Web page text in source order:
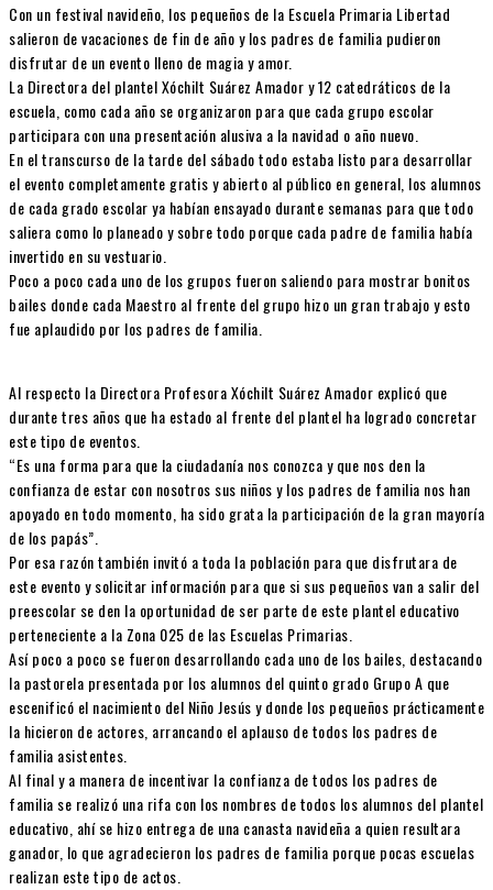
Con un festival navideño, los pequeños de la Escuela Primaria Libertad
salieron de vacaciones de fin de año y los padres de familia pudieron
disfrutar de un evento lleno de magia y amor.
La Directora del plantel Xóchilt Suárez Amador y 12 catedráticos de la
escuela, como cada año se organizaron para que cada grupo escolar
participara con una presentación alusiva a la navidad o año nuevo.
En el transcurso de la tarde del sábado todo estaba listo para desarrollar
el evento completamente gratis y abierto al público en general, los alumnos
de cada grado escolar ya habían ensayado durante semanas para que todo
saliera como lo planeado y sobre todo porque cada padre de familia había
invertido en su vestuario.
Poco a poco cada uno de los grupos fueron saliendo para mostrar bonitos
bailes donde cada Maestro al frente del grupo hizo un gran trabajo y esto
fue aplaudido por los padres de familia.
Al respecto la Directora Profesora Xóchilt Suárez Amador explicó que
durante tres años que ha estado al frente del plantel ha logrado concretar
este tipo de eventos.
“Es una forma para que la ciudadanía nos conozca y que nos den la
confianza de estar con nosotros sus niños y los padres de familia nos han
apoyado en todo momento, ha sido grata la participación de la gran mayoría
de los papás”.
Por esa razón también invitó a toda la población para que disfrutara de
este evento y solicitar información para que si sus pequeños van a salir del
preescolar se den la oportunidad de ser parte de este plantel educativo
perteneciente a la Zona 025 de las Escuelas Primarias.
Así poco a poco se fueron desarrollando cada uno de los bailes, destacando
la pastorela presentada por los alumnos del quinto grado Grupo A que
escenificó el nacimiento del Niño Jesús y donde los pequeños prácticamente
la hicieron de actores, arrancando el aplauso de todos los padres de
familia asistentes.
Al final y a manera de incentivar la confianza de todos los padres de
familia se realizó una rifa con los nombres de todos los alumnos del plantel
educativo, ahí se hizo entrega de una canasta navideña a quien resultara
ganador, lo que agradecieron los padres de familia porque pocas escuelas
realizan este tipo de actos.